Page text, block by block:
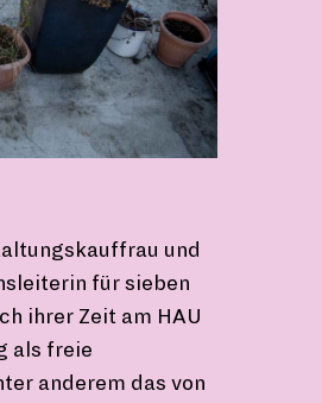
und
für sieben
ihrer Zeit am HAU
als freie
anderem das von